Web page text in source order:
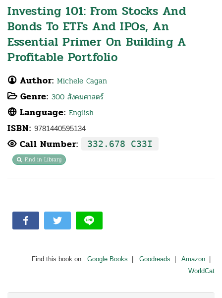
Investing 101: From Stocks And
Bonds To ETFs And IPOs, An
Essential Primer On Building A
Profitable Portfolio
Author: Michele Cagan
Genre: 300 สังคมศาสตร์
Language: English
ISBN: 9781440595134
Call Number: 332.678 C33I
Find in Library
Find this book on Google Books Goodreads Amazon
WorldCat